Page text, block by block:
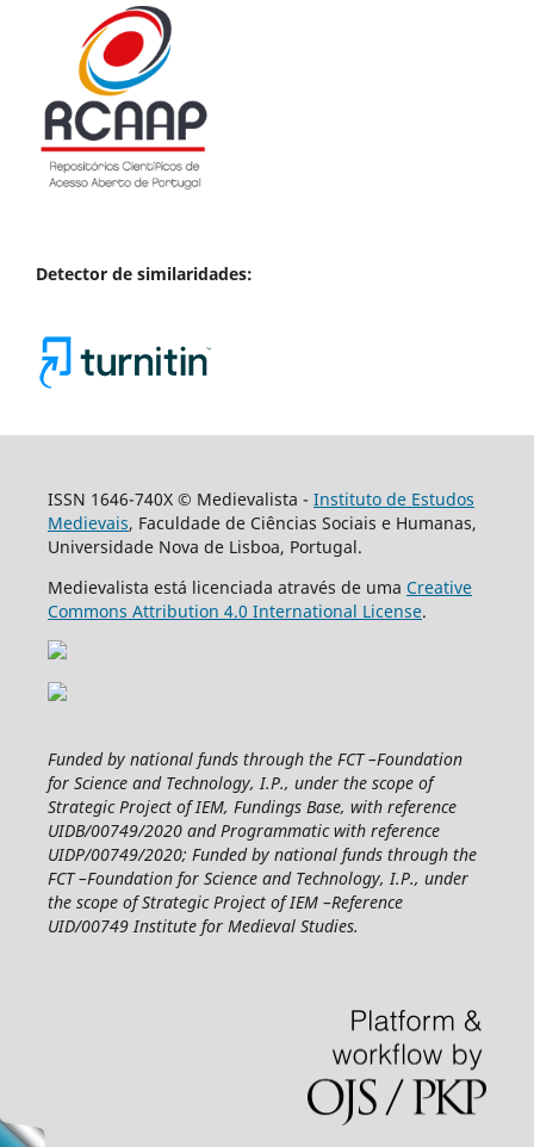
Detector de similaridades:
ISSN 1646-740X © Medievalista - Instituto de Estudos
Medievais, Faculdade de Ciências Sociais e Humanas,
Universidade Nova de Lisboa, Portugal.
Medievalista está licenciada através de uma Creative
Commons Attribution 4.0 International License.
Funded by national funds through the FCT –Foundation
for Science and Technology, I.P., under the scope of
Strategic Project of IEM, Fundings Base, with reference
UIDB/00749/2020 and Programmatic with reference
UIDP/00749/2020; Funded by national funds through the
FCT –Foundation for Science and Technology, I.P., under
the scope of Strategic Project of IEM –Reference
UID/00749 Institute for Medieval Studies.